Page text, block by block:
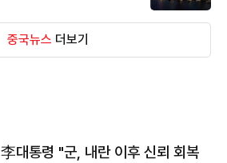
중국뉴스 더보기
李대통령 "군, 내란 이후 신뢰 회복